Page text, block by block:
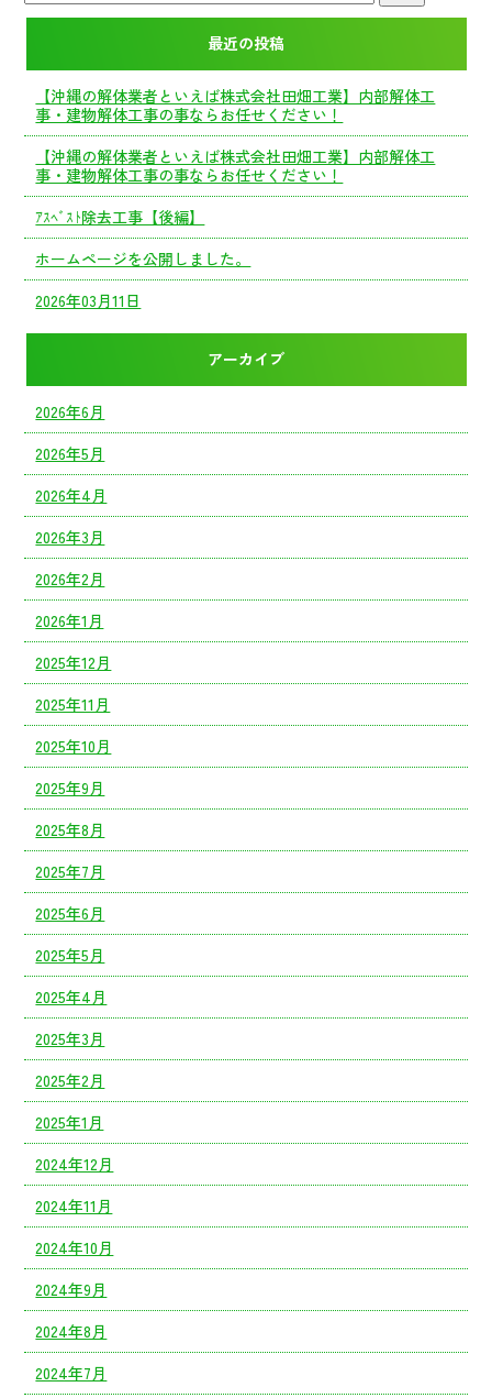
最近の投稿
【沖縄の解体業者といえば株式会社田畑工業】内部解体工
事・建物解体工事の事ならお任せください！
【沖縄の解体業者といえば株式会社田畑工業】内部解体工
事・建物解体工事の事ならお任せください！
ｱｽﾍﾞｽﾄ除去工事【後編】
ホームページを公開しました。
2026年03月11日
アーカイブ
2026年6月
2026年5月
2026年4月
2026年3月
2026年2月
2026年1月
2025年12月
2025年11月
2025年10月
2025年9月
2025年8月
2025年7月
2025年6月
2025年5月
2025年4月
2025年3月
2025年2月
2025年1月
2024年12月
2024年11月
2024年10月
2024年9月
2024年8月
2024年7月